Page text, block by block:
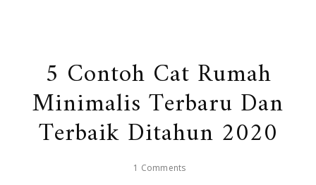
5 Contoh Cat Rumah
Minimalis Terbaru Dan
Terbaik Ditahun 2020
1 Comments